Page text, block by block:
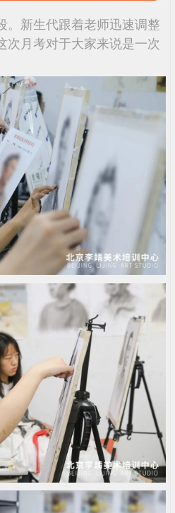
。新生代跟着老师迅速调整
次月考对于大家来说是一次